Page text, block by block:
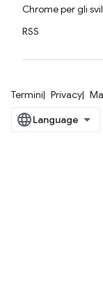
Chrome per gli
RSS
Termini Privacy